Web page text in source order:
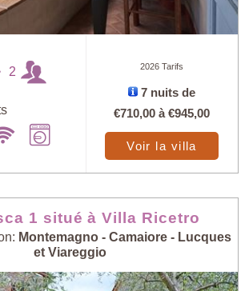
2 2026 Tarifs
7 nuits de
€710,00 à€945,00
Voir la villa
1 situé à Villa Ricetro
Montemagno - Camaiore - Lucques
et Viareggio